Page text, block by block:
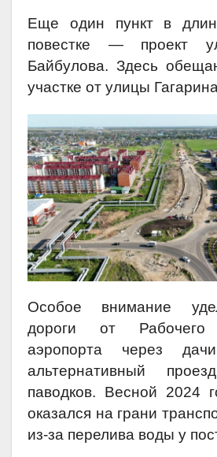
Еще один пункт в
повестке — проект
Байбулова. Здесь
участке от улицы
Особое внимание
дороги от
аэропорта через
альтернативный
паводков. Весной 2024
оказался на грани
из-за перелива воды у